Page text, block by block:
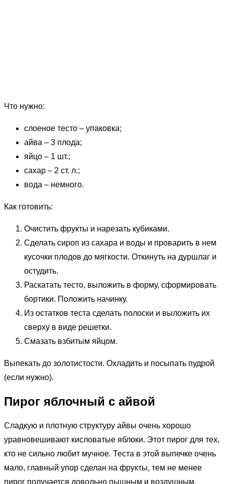
Что нужно:
слоеное тесто – упаковка;
айва – 3 плода;
яйцо – 1 шт.;
сахар – 2 ст. л.;
вода – немного.
Как готовить:
Очистить фрукты и нарезать кубиками.
Сделать сироп из сахара и воды и проварить в нем
кусочки плодов до мягкости. Откинуть на дуршлаг и
остудить.
Раскатать тесто, выложить в форму, сформировать
бортики. Положить начинку.
Из остатков теста сделать полоски и выложить их
сверху в виде решетки.
Смазать взбитым яйцом.
Выпекать до золотистости. Охладить и посыпать пудрой
(если нужно).
Пирог яблочный с айвой
Сладкую и плотную структуру айвы очень хорошо
уравновешивают кисловатые яблоки. Этот пирог для тех,
кто не сильно любит мучное. Теста в этой выпечке очень
мало, главный упор сделан на фрукты, тем не менее
пирог получается довольно пышным и воздушным.